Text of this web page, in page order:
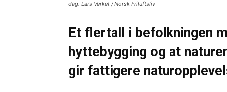
dag. Lars Verket / Norsk Friluftsliv
Et flertall i befolkningen
hyttebygging og at
gir fattigere